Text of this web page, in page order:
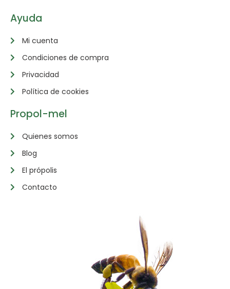
Ayuda
Mi cuenta
Condiciones de compra
Privacidad
Política de cookies
Propol-mel
Quienes somos
Blog
El própolis
Contacto